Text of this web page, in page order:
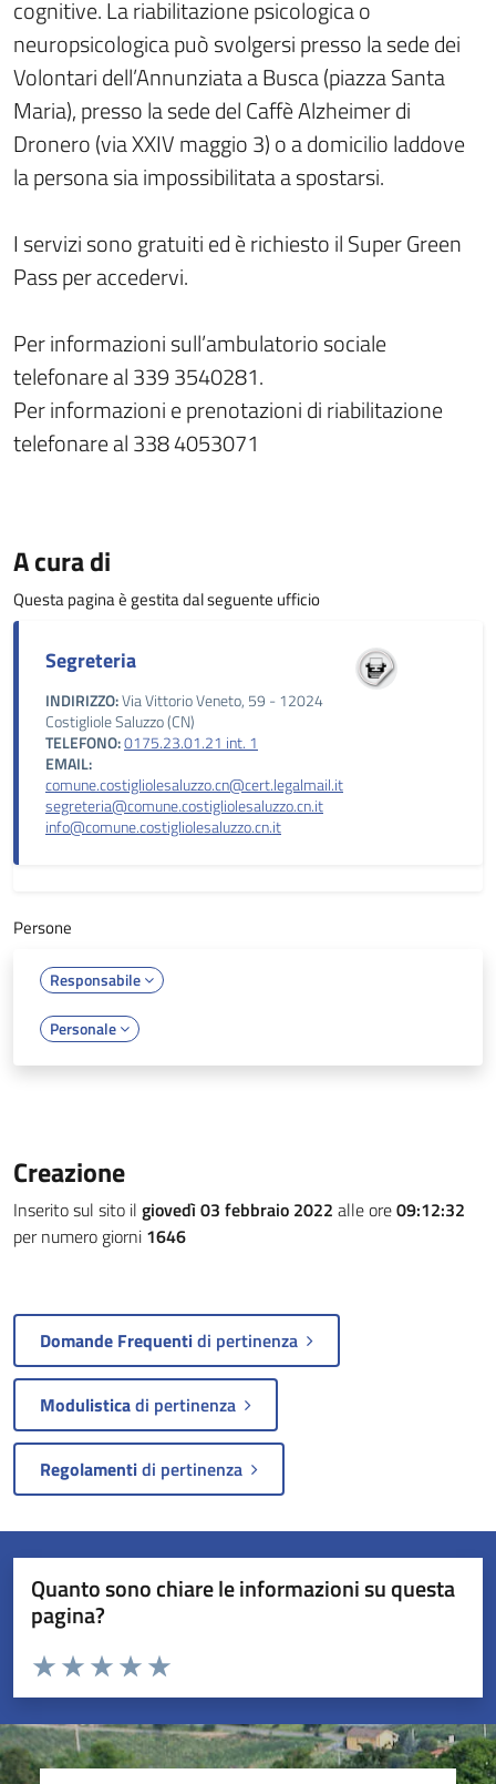
cognitive. La riabilitazione psicologica o
neuropsicologica può svolgersi presso la sede dei
Volontari dell’Annunziata a Busca (piazza Santa
Maria), presso la sede del Caffè Alzheimer di
Dronero (via XXIV maggio 3) o a domicilio laddove
la persona sia impossibilitata a spostarsi.
I servizi sono gratuiti ed è richiesto il Super Green
Pass per accedervi.
Per informazioni sull’ambulatorio sociale
telefonare al 339 3540281.
Per informazioni e prenotazioni di riabilitazione
telefonare al 338 4053071
A cura di
Questa pagina è gestita dal seguente ufficio
Segreteria
INDIRIZZO:Via Vittorio Veneto, 59 - 12024
Costigliole Saluzzo (CN)
TELEFONO:0175.23.01.21 int. 1
EMAIL:
comune.costigliolesaluzzo.cn@cert.legalmail.it
segreteria@comune.costigliolesaluzzo.cn.it
info@comune.costigliolesaluzzo.cn.it
Persone
Responsabile
Personale
Creazione
Inserito sul sito il giovedì 03 febbraio 2022 alle ore09:12:32
per numero giorni 1646
Domande Frequentidi pertinenza
Modulisticadi pertinenza
Regolamentidi pertinenza
Quanto sono chiare le informazioni su questa
pagina?
Valuta da 1 a 5 stelle la pagina
Valuta 5 stelle su 5
Valuta 4 stelle su 5
Valuta 3 stelle su 5
Valuta 2 stelle su 5
Valuta 1 stelle su 5